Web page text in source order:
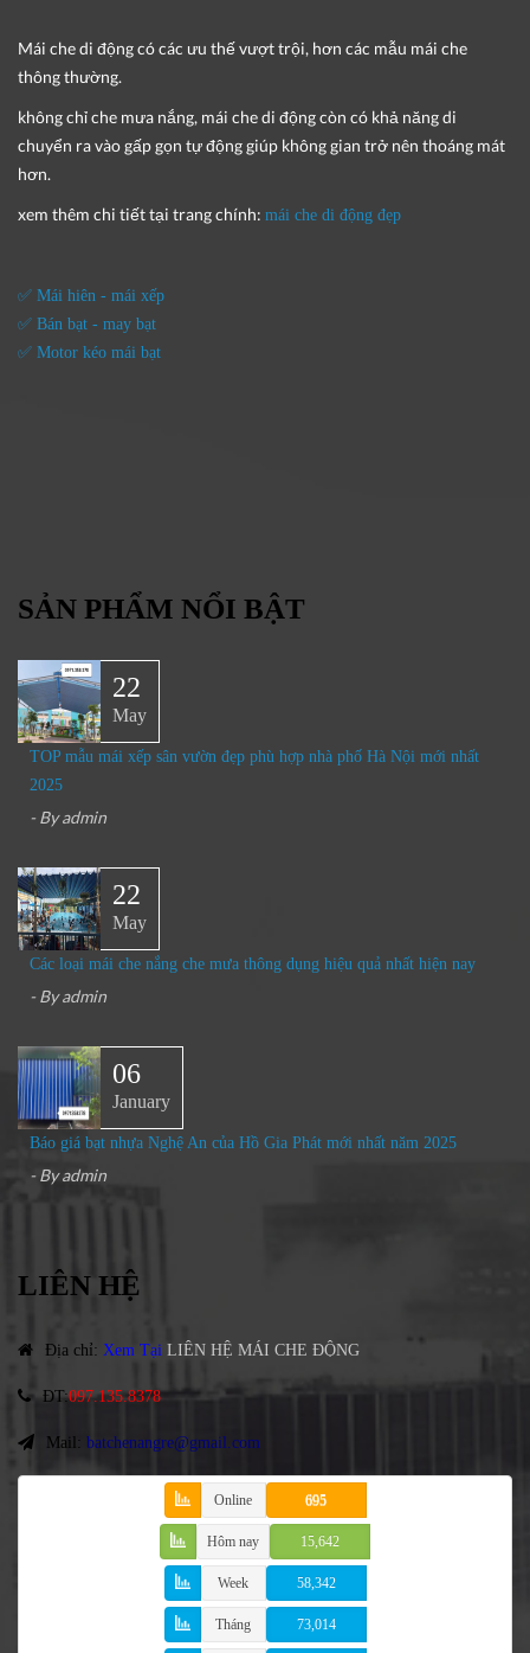
Mái che di độngcó các ưu thế vượt trội, hơn các mẫu mái che
thông thường.
không chỉ che mưa nắng, mái che di động còn có khả năng di
chuyển ra vào gấp gọn tự động giúp không gian trở nên thoáng mát
hơn.
xem thêm chi tiết tại trang chính: mái che di động đẹp
✅ Mái hiên - mái xếp
✅ Bán bạt - may bạt
✅ Motor kéo mái bạt
SẢN PHẨM NỔI BẬT
22
May
TOP mẫu mái xếp sân vườn đẹp phù hợp nhà phố Hà Nội mới nhất
2025
- Byadmin
22
May
Các loại mái che nắng che mưa thông dụng hiệu quả nhất hiện nay
- Byadmin
06
January
Báo giá bạt nhựa Nghệ An của Hồ Gia Phát mới nhất năm 2025
- Byadmin
LIÊN HỆ
Địa chỉ: Xem Tại LIÊN HỆ MÁI CHE ĐỘNG
ĐT:097.135.8378
Mail: batchenangre@gmail.com
Online 695
Hôm nay 15,642
Week 58,342
Tháng 73,014